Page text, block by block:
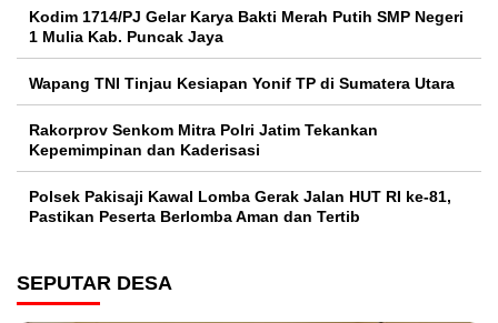
Kodim 1714/PJ Gelar Karya Bakti Merah Putih SMP Negeri
1 Mulia Kab. Puncak Jaya
Wapang TNI Tinjau Kesiapan Yonif TP di Sumatera Utara
Rakorprov Senkom Mitra Polri Jatim Tekankan
Kepemimpinan dan Kaderisasi
Polsek Pakisaji Kawal Lomba Gerak Jalan HUT RI ke-81,
Pastikan Peserta Berlomba Aman dan Tertib
SEPUTAR DESA